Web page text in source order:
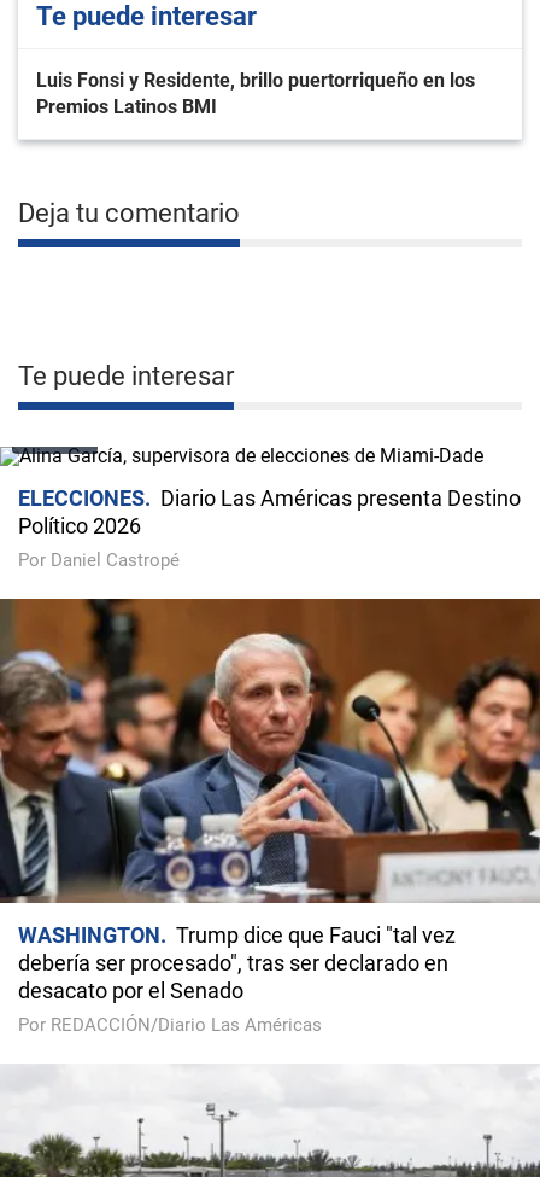
Te puede interesar
Luis Fonsi y Residente, brillo puertorriqueño en los
Premios Latinos BMI
Deja tu comentario
Te puede interesar
ELECCIONES
Diario Las Américas presenta Destino
Político 2026
Por Daniel Castropé
WASHINGTON
Trump dice que Fauci "tal vez
debería ser procesado", tras ser declarado en
desacato por el Senado
Por REDACCIÓN/Diario Las Américas